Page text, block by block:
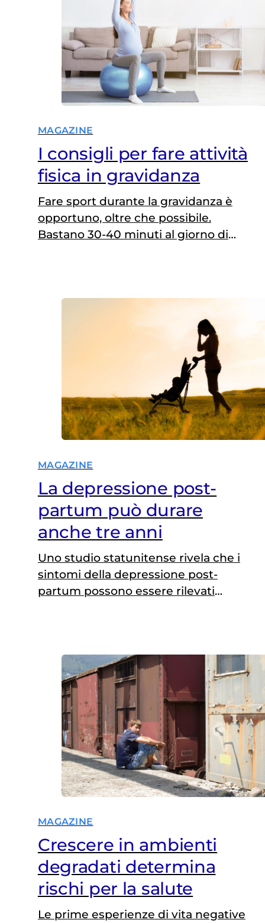
MAGAZINE
I consigli per fare attività
fisica in gravidanza
Fare sport durante la gravidanza è
opportuno, oltre che possibile.
Bastano 30-40 minuti al giorno di
MAGAZINE
La depressione post-
partum può durare
anche tre anni
Uno studio statunitense rivela che i
sintomi della depressione post-
partum possono essere rilevati
MAGAZINE
Crescere in ambienti
degradati determina
rischi per la salute
Le prime esperienze di vita negative